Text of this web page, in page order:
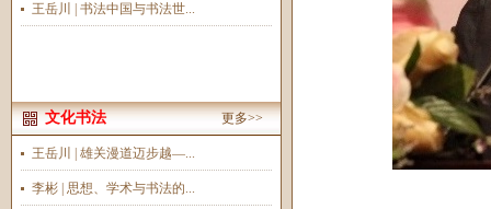
王岳川 | 书法中国与书法世...
文化书法 更多>>
王岳川 | 雄关漫道迈步越—...
李彬 | 思想、学术与书法的...